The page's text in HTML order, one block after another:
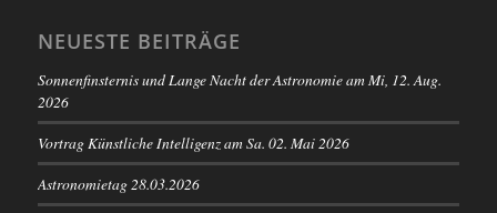
NEUESTE BEITRÄGE
Sonnenfinsternis und Lange Nacht der Astronomie am Mi, 12. Aug.
2026
Vortrag Künstliche Intelligenz am Sa. 02. Mai 2026
Astronomietag 28.03.2026